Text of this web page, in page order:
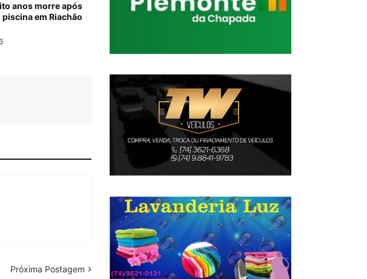
anos morre após
em Riachão
Próxima Postagem